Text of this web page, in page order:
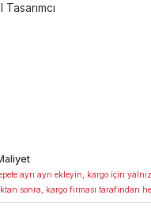
ayrı ayrı ekleyin, kargo için
sonra, kargo firması tarafından